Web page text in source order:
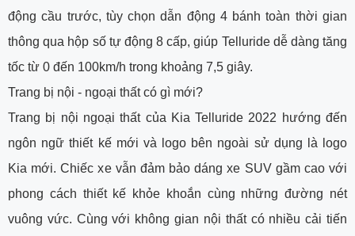
động cầu trước, tùy chọn dẫn động 4 bánh toàn thời gian
thông qua hộp số tự động 8 cấp, giúp Telluride dễ dàng tăng
tốc từ 0 đến 100km/h trong khoảng 7,5 giây.
Trang bị nội - ngoại thất có gì mới?
Trang bị nội ngoại thất của Kia Telluride 2022 hướng đến
ngôn ngữ thiết kế mới và logo bên ngoài sử dụng là logo
Kia mới. Chiếc xe vẫn đảm bảo dáng xe SUV gầm cao với
phong cách thiết kế khỏe khoắn cùng những đường nét
vuông vức. Cùng với không gian nội thất có nhiều cải tiến